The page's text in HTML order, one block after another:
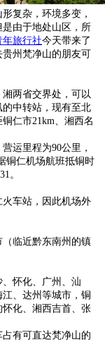
复杂，环境多变，
由于地处山区，所
年旅行社今天带来了
州梵净山的朋友可
两省交界处，可以
中转站，现有至北
仁市21km、湘西名
运里程为90公里，
铜仁机场航班抵铜时
。
车站，因此机场外
临近黔东南州的镇
怀化、广州、汕
、达州等城市，铜
化、湘西吉首、张
有可直达梵净山的